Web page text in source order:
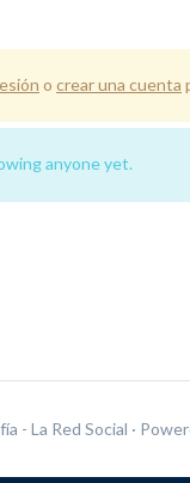
o crear una cuenta
anyone yet.
- La Red Social ·